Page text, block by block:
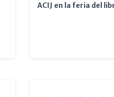
ACIJ en la feria del